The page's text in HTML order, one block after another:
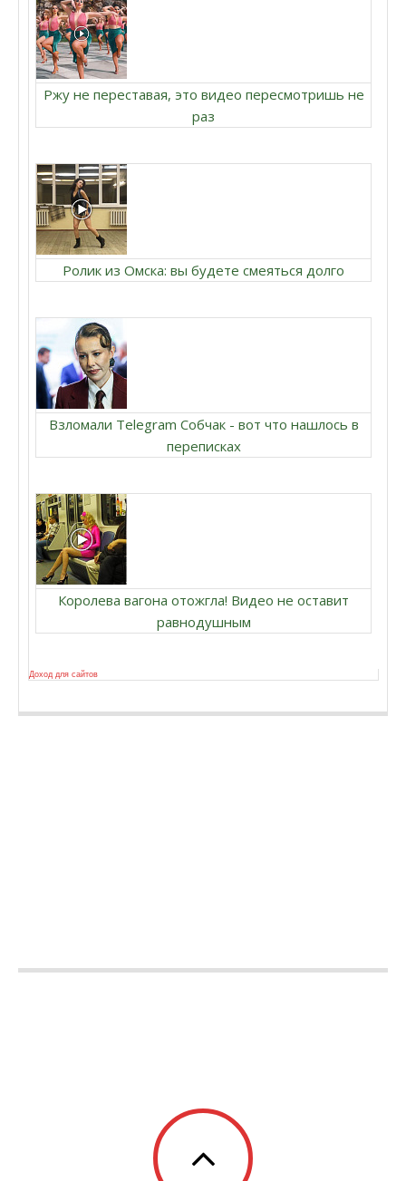
Ржу не переставая, это видео пересмотришь не
раз
Ролик из Омска: вы будете смеяться долго
Взломали Telegram Собчак - вот что нашлось в
переписках
Королева вагона отожгла! Видео не оставит
равнодушным
Доход для сайтов